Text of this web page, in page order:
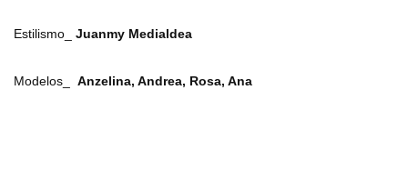
Estilismo_ Juanmy Medialdea
Modelos_ Anzelina, Andrea, Rosa, Ana